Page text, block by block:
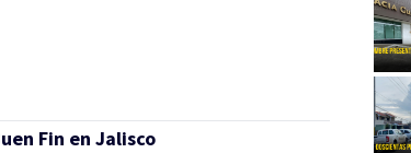
Fin en Jalisco